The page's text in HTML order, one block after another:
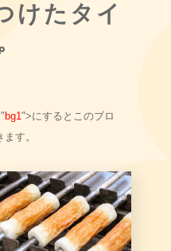
けたタイ
bg1">にするとこのブロ
す。